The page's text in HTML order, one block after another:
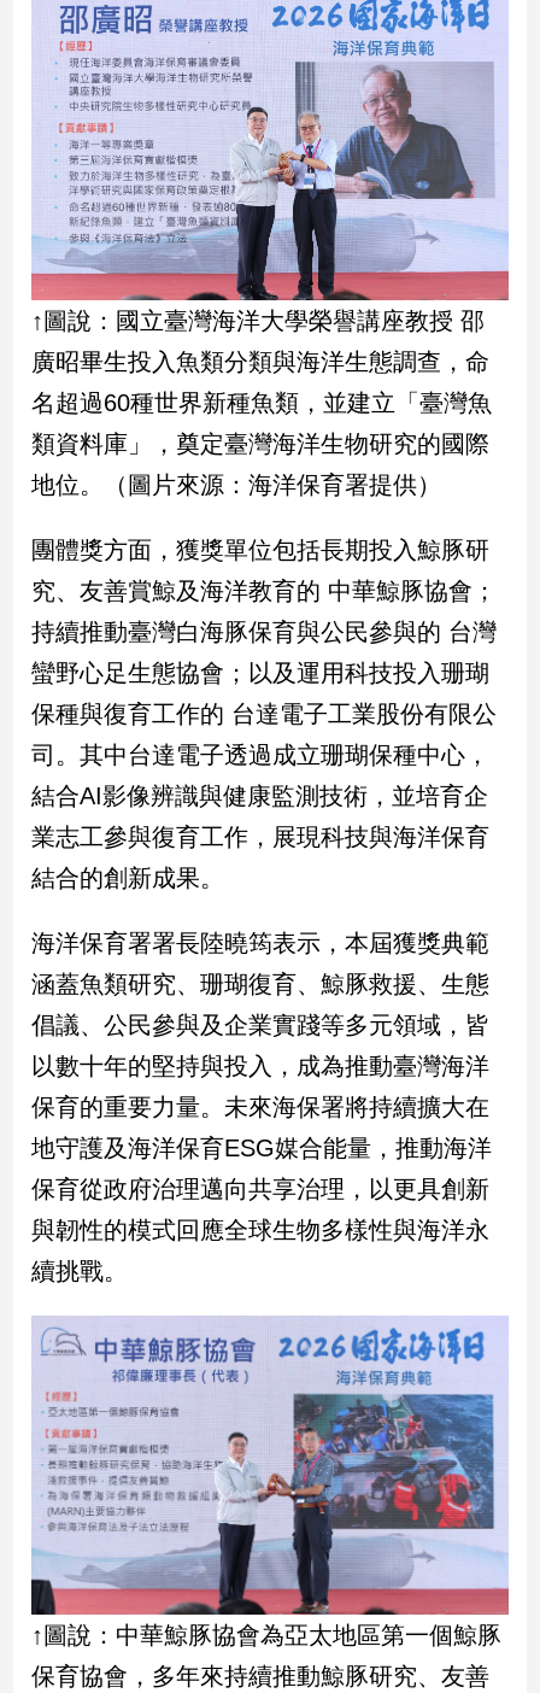
藝
／
文
創
／
電
影
推
薦
科
技/
戲
運
寵
物
Pet
影
音
專
區
合
作
媒
體
投
稿
專
區
【我
的
觀
點】
↑圖說：國立臺灣海洋大學榮譽講座教授 邵
廣昭畢生投入魚類分類與海洋生態調查，命
名超過60種世界新種魚類，並建立「臺灣魚
類資料庫」，奠定臺灣海洋生物研究的國際
地位。（圖片來源：海洋保育署提供）
團體獎方面，獲獎單位包括長期投入鯨豚研
究、友善賞鯨及海洋教育的 中華鯨豚協會；
持續推動臺灣白海豚保育與公民參與的 台灣
蠻野心足生態協會；以及運用科技投入珊瑚
保種與復育工作的 台達電子工業股份有限公
司。其中台達電子透過成立珊瑚保種中心，
結合AI影像辨識與健康監測技術，並培育企
業志工參與復育工作，展現科技與海洋保育
結合的創新成果。
海洋保育署署長陸曉筠表示，本屆獲獎典範
涵蓋魚類研究、珊瑚復育、鯨豚救援、生態
倡議、公民參與及企業實踐等多元領域，皆
以數十年的堅持與投入，成為推動臺灣海洋
保育的重要力量。未來海保署將持續擴大在
地守護及海洋保育ESG媒合能量，推動海洋
保育從政府治理邁向共享治理，以更具創新
與韌性的模式回應全球生物多樣性與海洋永
續挑戰。
↑圖說：中華鯨豚協會為亞太地區第一個鯨豚
保育協會，多年來持續推動鯨豚研究、友善